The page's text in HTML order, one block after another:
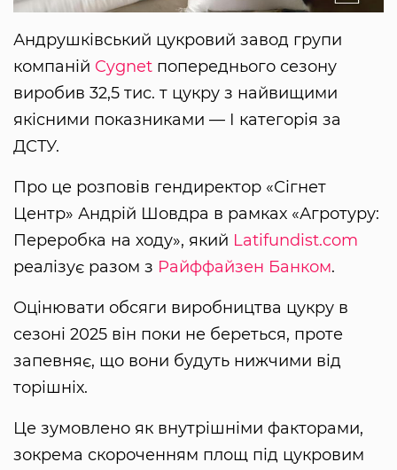
Андрушківський цукровий завод групи
компаній Cygnet попереднього сезону
виробив 32,5 тис. т цукру з найвищими
якісними показниками — І категорія за
ДСТУ.
Про це розповів гендиректор «Сігнет
Центр» Андрій Шовдра в рамках «Агротуру:
Переробка на ходу», який Latifundist.com
реалізує разом з Райффайзен Банком.
Оцінювати обсяги виробництва цукру в
сезоні 2025 він поки не береться, проте
запевняє, що вони будуть нижчими від
торішніх.
Це зумовлено як внутрішніми факторами,
зокрема скороченням площ під цукровим